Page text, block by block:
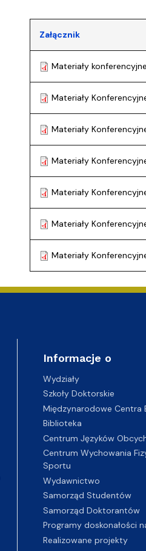
Załącznik
Materiały
Materiały
Materiały
Materiały
Materiały
Materiały
Materiały
Informacje o
Wydziały
Szkoły Doktorskie
Międzynarodowe Centra
Biblioteka
Centrum Języków
Centrum Wychowania
Sportu
Wydawnictwo
Samorząd Studentów
Samorząd Doktorantów
Programy doskonałości
Realizowane projekty